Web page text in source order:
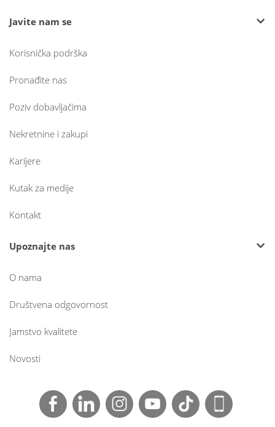
Javite nam se
Korisnička podrška
Pronađite nas
Poziv dobavljačima
Nekretnine i zakupi
Karijere
Kutak za medije
Kontakt
Upoznajte nas
O nama
Društvena odgovornost
Jamstvo kvalitete
Novosti